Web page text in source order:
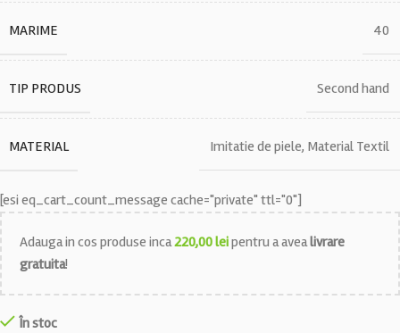
MARIME 40
TIP PRODUS Second hand
MATERIAL Imitatie de piele, Material Textil
[esi eq_cart_count_message cache="private" ttl="0"]
Adauga in cos produse inca220,00leipentru a avealivrare
gratuita!
În stoc